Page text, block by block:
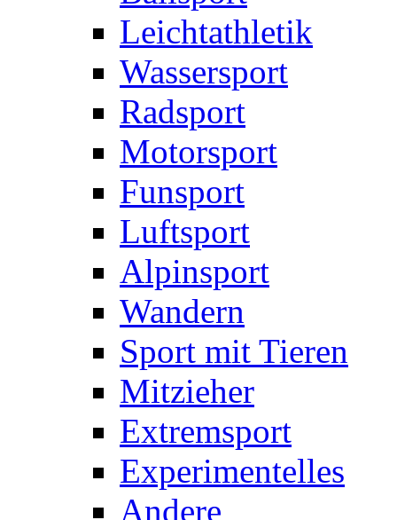
Leichtathletik
Wassersport
Radsport
Motorsport
Funsport
Luftsport
Alpinsport
Wandern
Sport mit Tieren
Mitzieher
Extremsport
Experimentelles
Andere